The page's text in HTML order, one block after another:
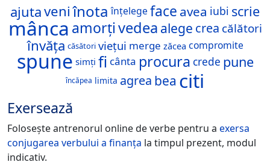
ajutaveniînota înțelege face avea iubi scrie
mânca amorțivedea alege crea călători
învăța căsători viețui merge zăcea compromite
spune simți fi cânta procura crede pune
încăpea limita agrea bea citi
Exersează
Folosește antrenorul online de verbe pentru a exersa
conjugarea verbului a finanța la timpul prezent, modul
indicativ.